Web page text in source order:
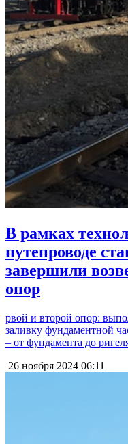
В рамках
путепроводе
завершили
опор
рвой и второй опор:
заливку фундаментной
– от фундамента до
26 ноября 2024 06:11